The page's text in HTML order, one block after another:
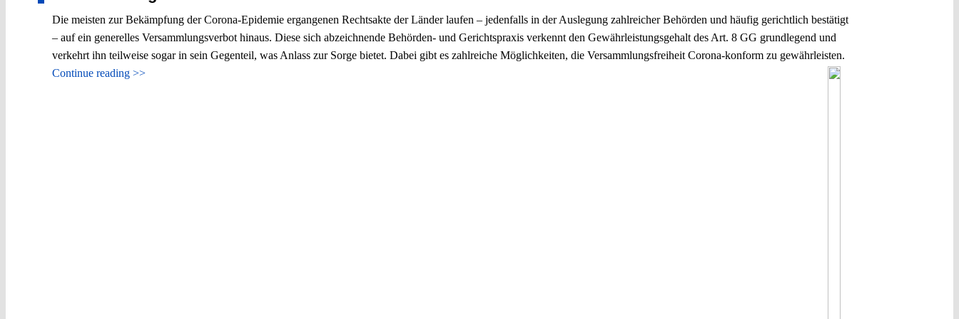
Die meisten zur Bekämpfung der Corona-Epidemie ergangenen Rechtsakte der Länder laufen – jedenfalls in der Auslegung zahlreicher Behörden und häufig gerichtlich bestätigt
– auf ein generelles Versammlungsverbot hinaus. Diese sich abzeichnende Behörden- und Gerichtspraxis verkennt den Gewährleistungsgehalt des Art. 8 GG grundlegend und
verkehrt ihn teilweise sogar in sein Gegenteil, was Anlass zur Sorge bietet. Dabei gibt es zahlreiche Möglichkeiten, die Versammlungsfreiheit Corona-konform zu gewährleisten.
Continue reading >>